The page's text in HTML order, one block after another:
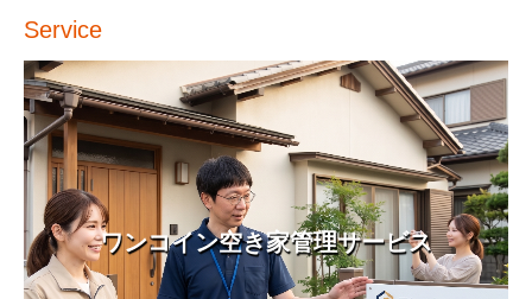
Service
ワンコイン空き家管理サービス